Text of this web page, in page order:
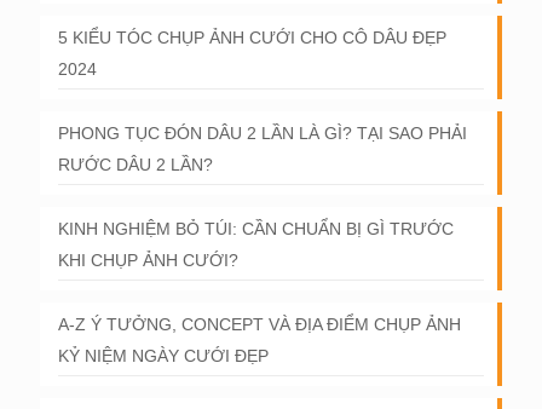
5 KIỂU TÓC CHỤP ẢNH CƯỚI CHO CÔ DÂU ĐẸP
2024
PHONG TỤC ĐÓN DÂU 2 LẦN LÀ GÌ? TẠI SAO PHẢI
RƯỚC DÂU 2 LẦN?
KINH NGHIỆM BỎ TÚI: CẦN CHUẨN BỊ GÌ TRƯỚC
KHI CHỤP ẢNH CƯỚI?
A-Z Ý TƯỞNG, CONCEPT VÀ ĐỊA ĐIỂM CHỤP ẢNH
KỶ NIỆM NGÀY CƯỚI ĐẸP